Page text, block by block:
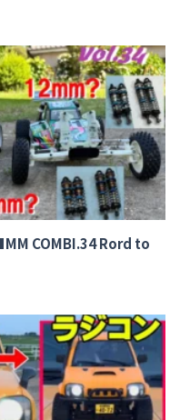
COMBI.34 Rord to